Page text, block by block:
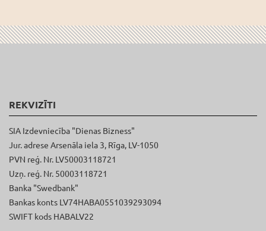
REKVIZĪTI
SIA Izdevniecība "Dienas Bizness"
Jur. adrese Arsenāla iela 3, Rīga, LV-1050
PVN reģ. Nr. LV50003118721
Uzņ. reģ. Nr. 50003118721
Banka "Swedbank"
Bankas konts LV74HABA0551039293094
SWIFT kods HABALV22